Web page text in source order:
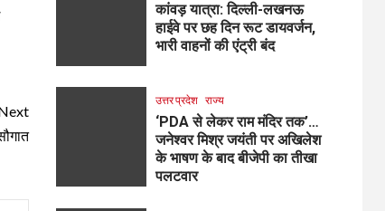
कांवड़ यात्रा: दिल्ली-लखनऊ
हाईवे पर छह दिन रूट डायवर्जन,
भारी वाहनों की एंट्री बंद
उत्तर प्रदेश राज्य
‘PDA से लेकर राम मंदिर तक’…
जनेश्वर मिश्र जयंती पर अखिलेश
के भाषण के बाद बीजेपी का तीखा
पलटवार